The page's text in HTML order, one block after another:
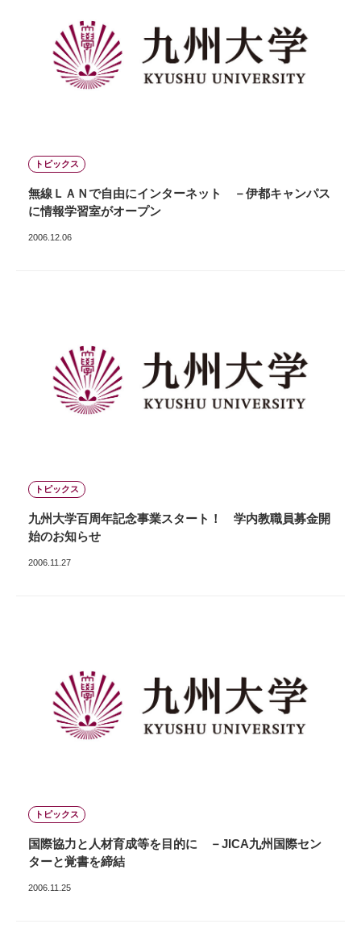
トピックス
無線ＬＡＮで自由にインターネット －伊都キャンパス
に情報学習室がオープン
2006.12.06
トピックス
九州大学百周年記念事業スタート！ 学内教職員募金開
始のお知らせ
2006.11.27
トピックス
国際協力と人材育成等を目的に －JICA九州国際セン
ターと覚書を締結
2006.11.25